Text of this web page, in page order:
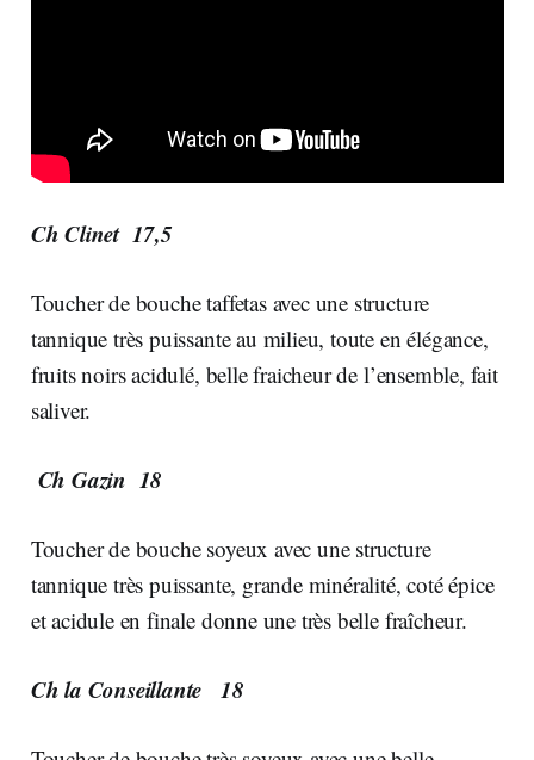
Ch Clinet 17,5
Toucher de bouche taffetas avec une structure
tannique très puissante au milieu, toute en élégance,
fruits noirs acidulé, belle fraicheur de l’ensemble, fait
saliver.
Ch Gazin 18
Toucher de bouche soyeux avec une structure
tannique très puissante, grande minéralité, coté épice
et acidule en finale donne une très belle fraîcheur.
Ch la Conseillante 18